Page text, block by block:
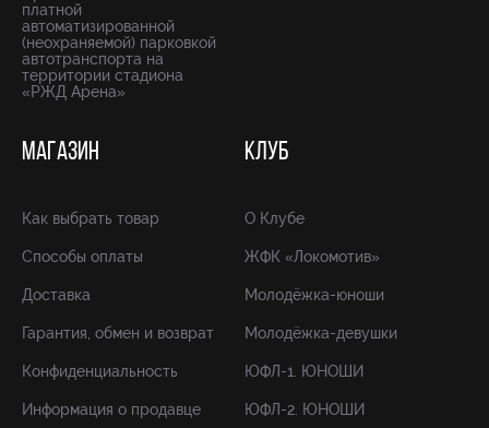
платной
автоматизированной
(неохраняемой) парковкой
автотранспорта на
территории стадиона
«РЖД Арена»
МАГАЗИН
Как выбрать товар
Способы оплаты
Доставка
Гарантия, обмен и возврат
Конфиденциальность
Информация о продавце
КЛУБ
О Клубе
ЖФК «Локомотив»
Молодёжка-юноши
Молодёжка-девушки
ЮФЛ-1. ЮНОШИ
ЮФЛ-2. ЮНОШИ